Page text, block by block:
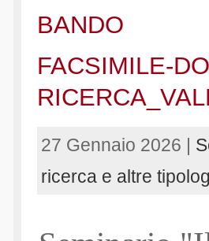
BANDO
FACSIMILE-
27 Gennaio 2026 |
ricerca e altre